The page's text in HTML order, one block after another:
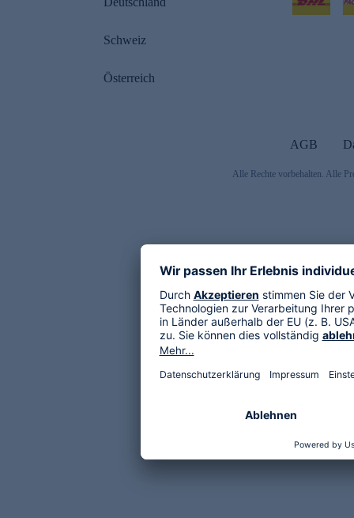
Schweiz
Österreich
AGB
Alle Rechte vorbehalten. Alle